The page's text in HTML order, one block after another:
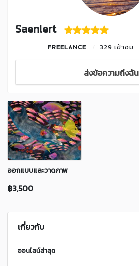
Saenlert
FREELANCE 329 เข้าชม
ส่งข้อความถึงฉัน
ออกแบบและวาดภาพ
฿3,500
เกี่ยวกับ
ออนไลน์ล่าสุด